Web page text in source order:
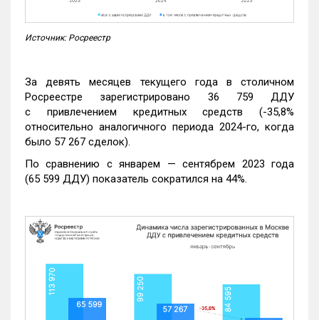
Источник: Росреестр
За девять месяцев текущего года в столичном
Росреестре зарегистрировано 36 759 ДДУ
с привлечением кредитных средств (-35,8%
относительно аналогичного периода 2024-го, когда
было 57 267 сделок).
По сравнению с январем — сентябрем 2023 года
(65 599 ДДУ) показатель сократился на 44%.